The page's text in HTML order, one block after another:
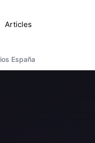
Articles
España